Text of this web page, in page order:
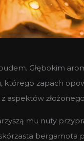
Głębokim
którego zapach
z aspektów
mu nuty
bergamota